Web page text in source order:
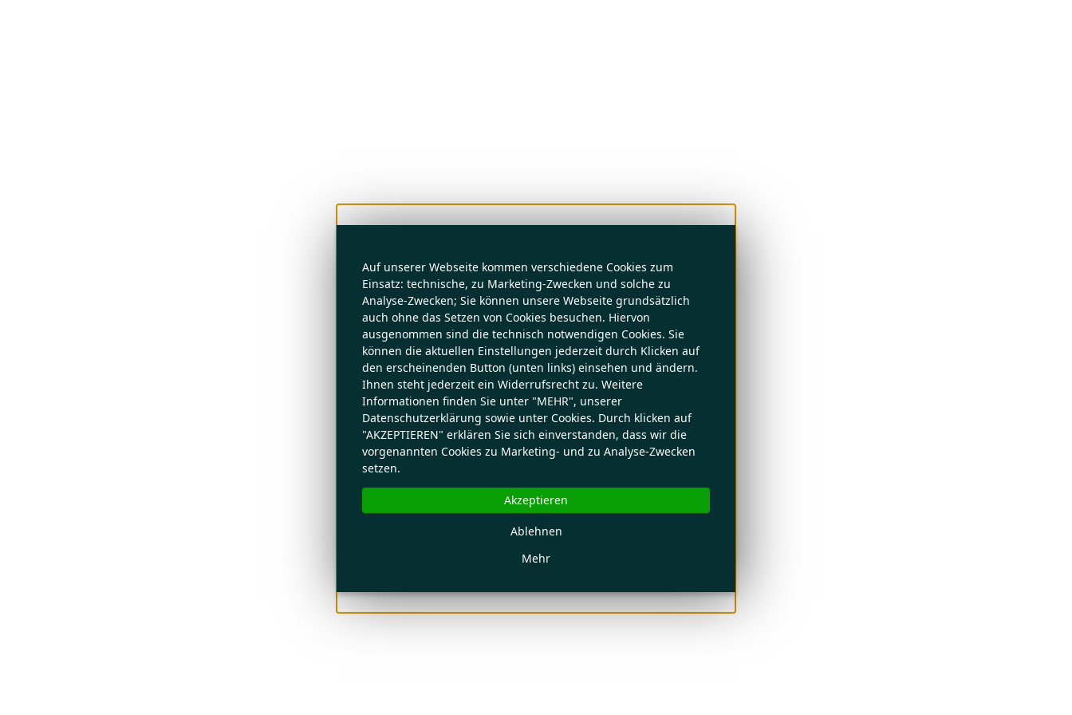
Auf unserer Webseite kommen verschiedene Cookies zum
Einsatz: technische, zu Marketing-Zwecken und solche zu
Analyse-Zwecken; Sie können unsere Webseite grundsätzlich
auch ohne das Setzen von Cookies besuchen. Hiervon
ausgenommen sind die technisch notwendigen Cookies. Sie
können die aktuellen Einstellungen jederzeit durch Klicken auf
den erscheinenden Button (unten links) einsehen und ändern.
Ihnen steht jederzeit ein Widerrufsrecht zu. Weitere
Informationen finden Sie unter "MEHR", unserer
Datenschutzerklärung sowie unter Cookies. Durch klicken auf
"AKZEPTIEREN" erklären Sie sich einverstanden, dass wir die
vorgenannten Cookies zu Marketing- und zu Analyse-Zwecken
setzen.
Mehr
Ablehnen
Akzeptieren